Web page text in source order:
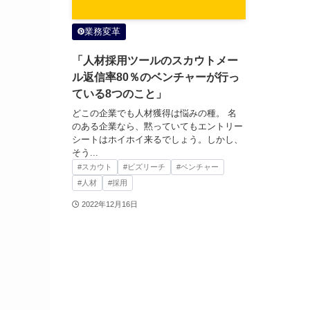
業務変革
「人材採用ツールのスカウトメー
ル返信率80％のベンチャーが行っ
ている8つのこと」
どこの企業でも人材獲得は悩みの種。 名
のある企業なら、黙っていてもエントリー
シートはホイホイ来るでしょう。しかし、
そう...
#スカウト #ビズリーチ
#ベンチャー
#人材
#採用
2022年12月16日